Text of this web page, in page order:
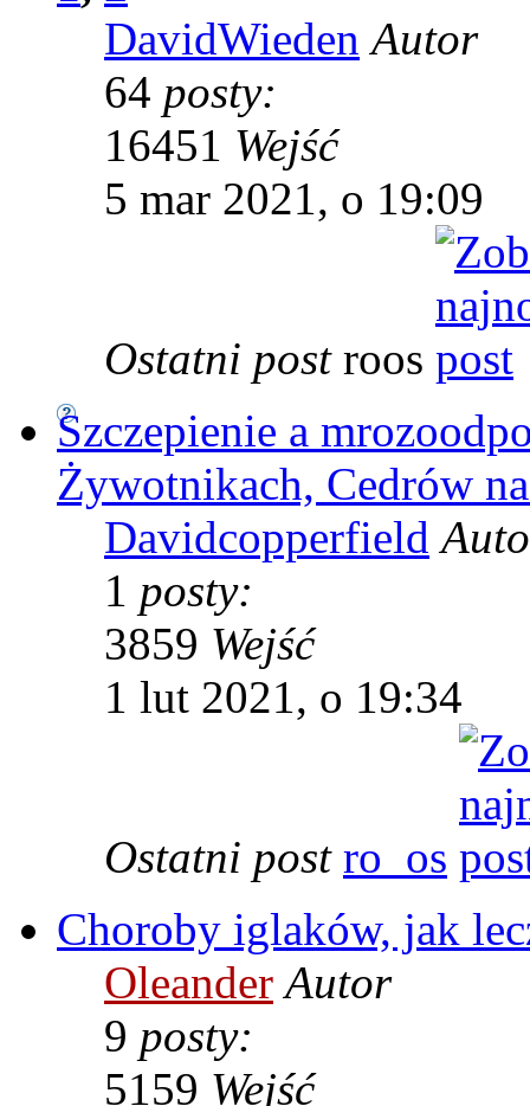
DavidWieden Autor
64 posty:
16451 Wejść
5 mar 2021, o 19:09
Ostatni post roos
Szczepienie a
Żywotnikach, Cedrów
Davidcopperfield
1 posty:
3859 Wejść
1 lut 2021, o 19:34
Ostatni post ro_os
Choroby iglaków, jak
Oleander Autor
9 posty:
5159 Wejść